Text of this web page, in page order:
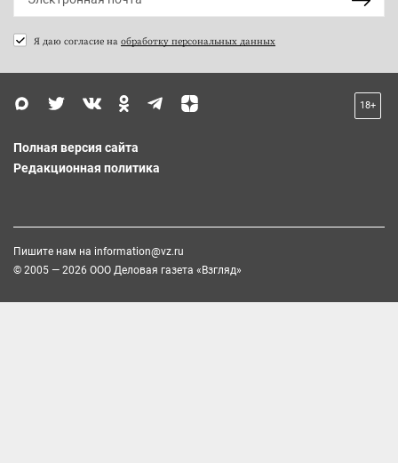
Я даю согласие на обработку персональных данных
18+
Полная версия сайта
Редакционная политика
Пишите нам на information@vz.ru
© 2005 — 2026 ООО Деловая газета «Взгляд»